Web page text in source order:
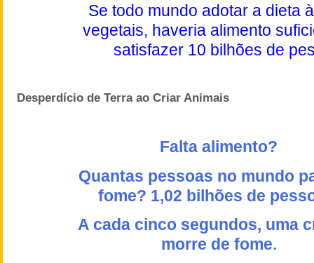
Se todo mundo adotar a dieta
vegetais, haveria alimento
satisfazer 10 bilhões de
Desperdício de Terra ao Criar Animais
Falta alimento?
Quantas pessoas no mundo
fome? 1,02 bilhões de
A cada cinco segundos, uma
morre de fome.